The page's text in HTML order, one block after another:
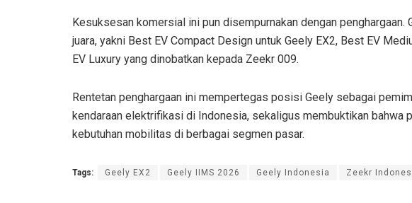
Kesuksesan komersial ini pun disempurnakan dengan penghargaan.
juara, yakni Best EV Compact Design untuk Geely EX2, Best EV
EV Luxury yang dinobatkan kepada Zeekr 009.
Rentetan penghargaan ini mempertegas posisi Geely sebagai
kendaraan elektrifikasi di Indonesia, sekaligus membuktikan bahwa
kebutuhan mobilitas di berbagai segmen pasar.
Tags: Geely EX2 Geely IIMS 2026 Geely Indonesia Zeekr